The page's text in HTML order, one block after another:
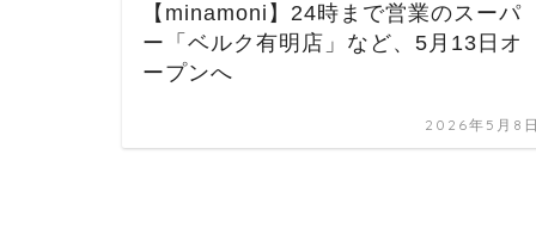
【minamoni】24時まで営業のスーパ
ー「ベルク有明店」など、5月13日オ
ープンへ
2026年5月8